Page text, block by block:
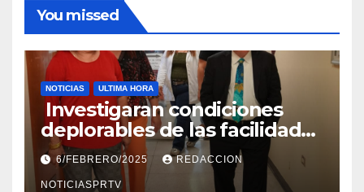
You missed
NOTICIAS ULTIMA HORA
Investigaran condiciones
deplorables de las facilidades
el Departamento de la Salud
en Mayagüez
6/FEBRERO/2025 REDACCION
NOTICIASPRTV